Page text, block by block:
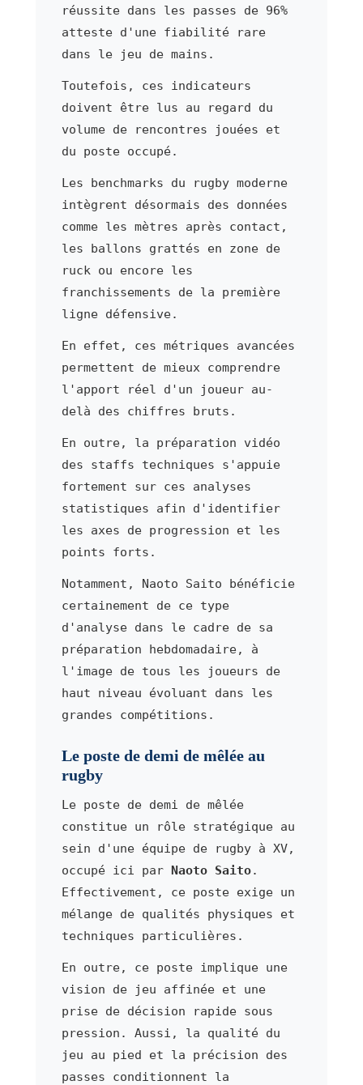
réussite dans les passes de 96%
atteste d'une fiabilité rare
dans le jeu de mains.
Toutefois, ces indicateurs
doivent être lus au regard du
volume de rencontres jouées et
du poste occupé.
Les benchmarks du rugby moderne
intègrent désormais des données
comme les mètres après contact,
les ballons grattés en zone de
ruck ou encore les
franchissements de la première
ligne défensive.
En effet, ces métriques avancées
permettent de mieux comprendre
l'apport réel d'un joueur au-
delà des chiffres bruts.
En outre, la préparation vidéo
des staffs techniques s'appuie
fortement sur ces analyses
statistiques afin d'identifier
les axes de progression et les
points forts.
Notamment, Naoto Saito bénéficie
certainement de ce type
d'analyse dans le cadre de sa
préparation hebdomadaire, à
l'image de tous les joueurs de
haut niveau évoluant dans les
grandes compétitions.
Le poste de demi de mêlée au
rugby
Le poste de demi de mêlée
constitue un rôle stratégique au
sein d'une équipe de rugby à XV,
occupé ici par Naoto Saito.
Effectivement, ce poste exige un
mélange de qualités physiques et
techniques particulières.
En outre, ce poste implique une
vision de jeu affinée et une
prise de décision rapide sous
pression. Aussi, la qualité du
jeu au pied et la précision des
passes conditionnent la